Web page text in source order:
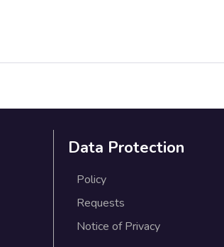
Data Protection
Policy
Requests
Notice of Privacy